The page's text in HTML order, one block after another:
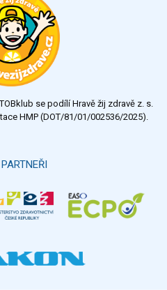
Všechny ankety
se podílí Hravě žij zdravě z. s.
HMP (DOT/81/01/002536/2025).